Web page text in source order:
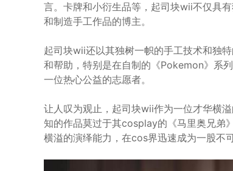
言。卡牌和小衍生品等，起司块wii不仅具
和制造手工作品的博主。
起司块wii还以其独树一帜的手工技术和独
和帮助，特别是在自制的《Pokemon》系
一位热心公益的志愿者。
让人叹为观止，起司块wii作为一位才华横
知的作品莫过于其cosplay的《马里奥兄弟
横溢的演绎能力，在cos界迅速成为一股不